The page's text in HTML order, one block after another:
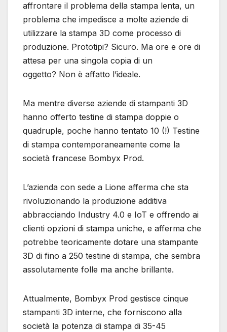
affrontare il problema della stampa lenta, un
problema che impedisce a molte aziende di
utilizzare la stampa 3D come processo di
produzione. Prototipi? Sicuro. Ma ore e ore di
attesa per una singola copia di un
oggetto? Non è affatto l’ideale.
Ma mentre diverse aziende di stampanti 3D
hanno offerto testine di stampa doppie o
quadruple, poche hanno tentato 10 (!) Testine
di stampa contemporaneamente come la
società francese Bombyx Prod.
L’azienda con sede a Lione afferma che sta
rivoluzionando la produzione additiva
abbracciando Industry 4.0 e IoT e offrendo ai
clienti opzioni di stampa uniche, e afferma che
potrebbe teoricamente dotare una stampante
3D di fino a 250 testine di stampa, che sembra
assolutamente folle ma anche brillante.
Attualmente, Bombyx Prod gestisce cinque
stampanti 3D interne, che forniscono alla
società la potenza di stampa di 35-45